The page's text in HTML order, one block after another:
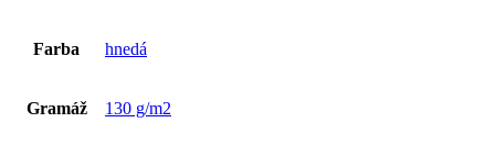
Farba hnedá
Gramáž 130 g/m2